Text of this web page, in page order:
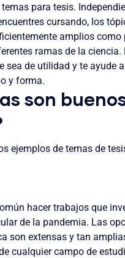
para tesis.
cursando, los
amplios como
ramas de la ciencia.
sea de utilidad y te ayude
y forma.
son
ejemplos de temas de
hacer trabajos que
de la pandemia. Las
son extensas y tan
cualquier campo de